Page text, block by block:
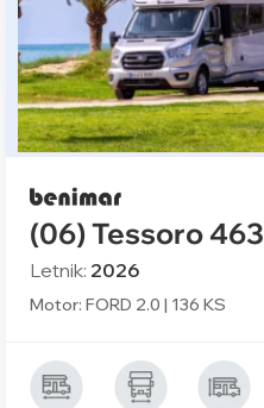
(06) Tessoro 463
Letnik: 2026
Motor: FORD 2.0 | 136 KS